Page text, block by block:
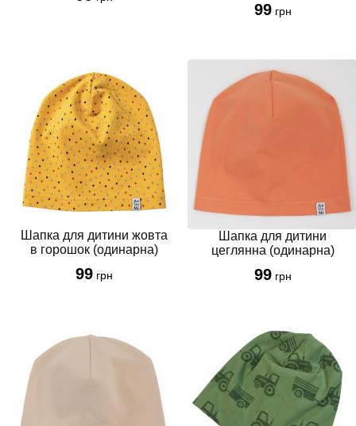
99грн
Шапка для дитини жовта
в горошок (одинарна)
99грн
Шапка для дитини
цеглянна (одинарна)
99грн